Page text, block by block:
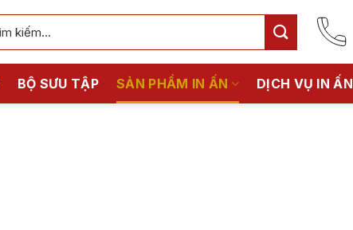
BỘ SƯU TẬP SẢN PHẨM IN ẤN DỊCH VỤ IN ẤN